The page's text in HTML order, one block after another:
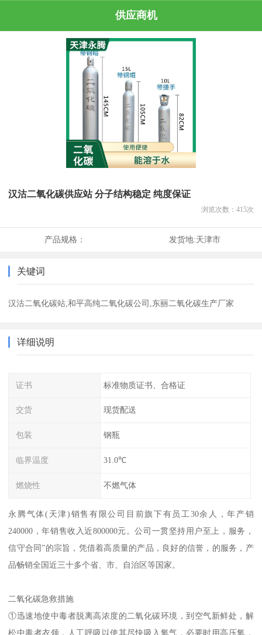
供应商机
汉沽二氧化碳供应站 分子结构稳定 纯度保证
浏览次数： 415次
产品规格： 发货地:天津市
关键词
汉沽二氧化碳站,和平高纯二氧化碳公司,东丽二氧化碳生产厂家
详细说明
证书 标准物质证书、合格证
交货 现货配送
包装 钢瓶
临界温度 31.0℃
燃烧性 不燃气体
永腾气体(天津)销售有限公司目前旗下有员工30余人，年产销
240000，年销售收入近800000元。公司一贯坚持用户至上，服务，
信守合同”的宗旨，凭借着高质量的产品，良好的信誉，的服务，产
品畅销全国近三十多个省、市、自治区等国家。
二氧化碳急救措施
①迅速地使中毒者脱离高浓度的二氧化碳环境，到空气新鲜处，解
松中毒者衣领，人工呼吸以使其尽快吸入氧气，必要时用高压氧，